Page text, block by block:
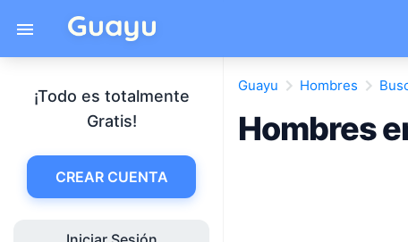
¡Todo es totalmente
Gratis!
CREAR CUENTA
Guayu Hombres
Hombres